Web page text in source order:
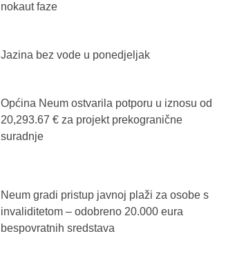
nokaut faze
Jazina bez vode u ponedjeljak
Općina Neum ostvarila potporu u iznosu od
20,293.67 € za projekt prekogranične
suradnje
Neum gradi pristup javnoj plaži za osobe s
invaliditetom – odobreno 20.000 eura
bespovratnih sredstava